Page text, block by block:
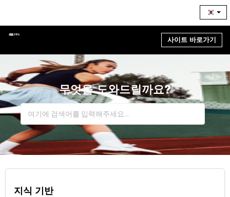
사이트 바로가기
무엇을 도와드릴까요?
지식 기반